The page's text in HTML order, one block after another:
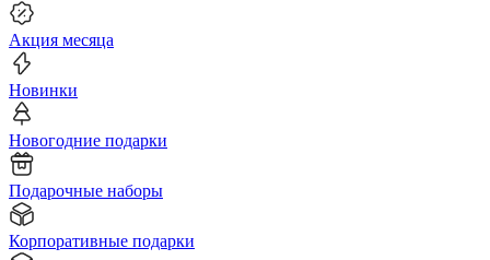
Акция месяца
Новинки
Новогодние подарки
Подарочные наборы
Корпоративные подарки